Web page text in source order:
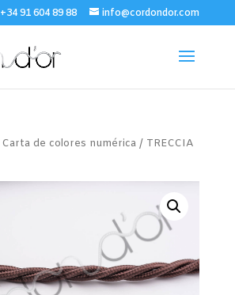
+34 91 604 89 88 info@cordondor.com
Carta de colores numérica/ TRECCIA